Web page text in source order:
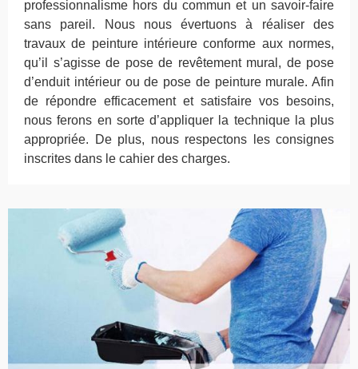
professionnalisme hors du commun et un savoir-faire
sans pareil. Nous nous évertuons à réaliser des
travaux de peinture intérieure conforme aux normes,
qu’il s’agisse de pose de revêtement mural, de pose
d’enduit intérieur ou de pose de peinture murale. Afin
de répondre efficacement et satisfaire vos besoins,
nous ferons en sorte d’appliquer la technique la plus
appropriée. De plus, nous respectons les consignes
inscrites dans le cahier des charges.